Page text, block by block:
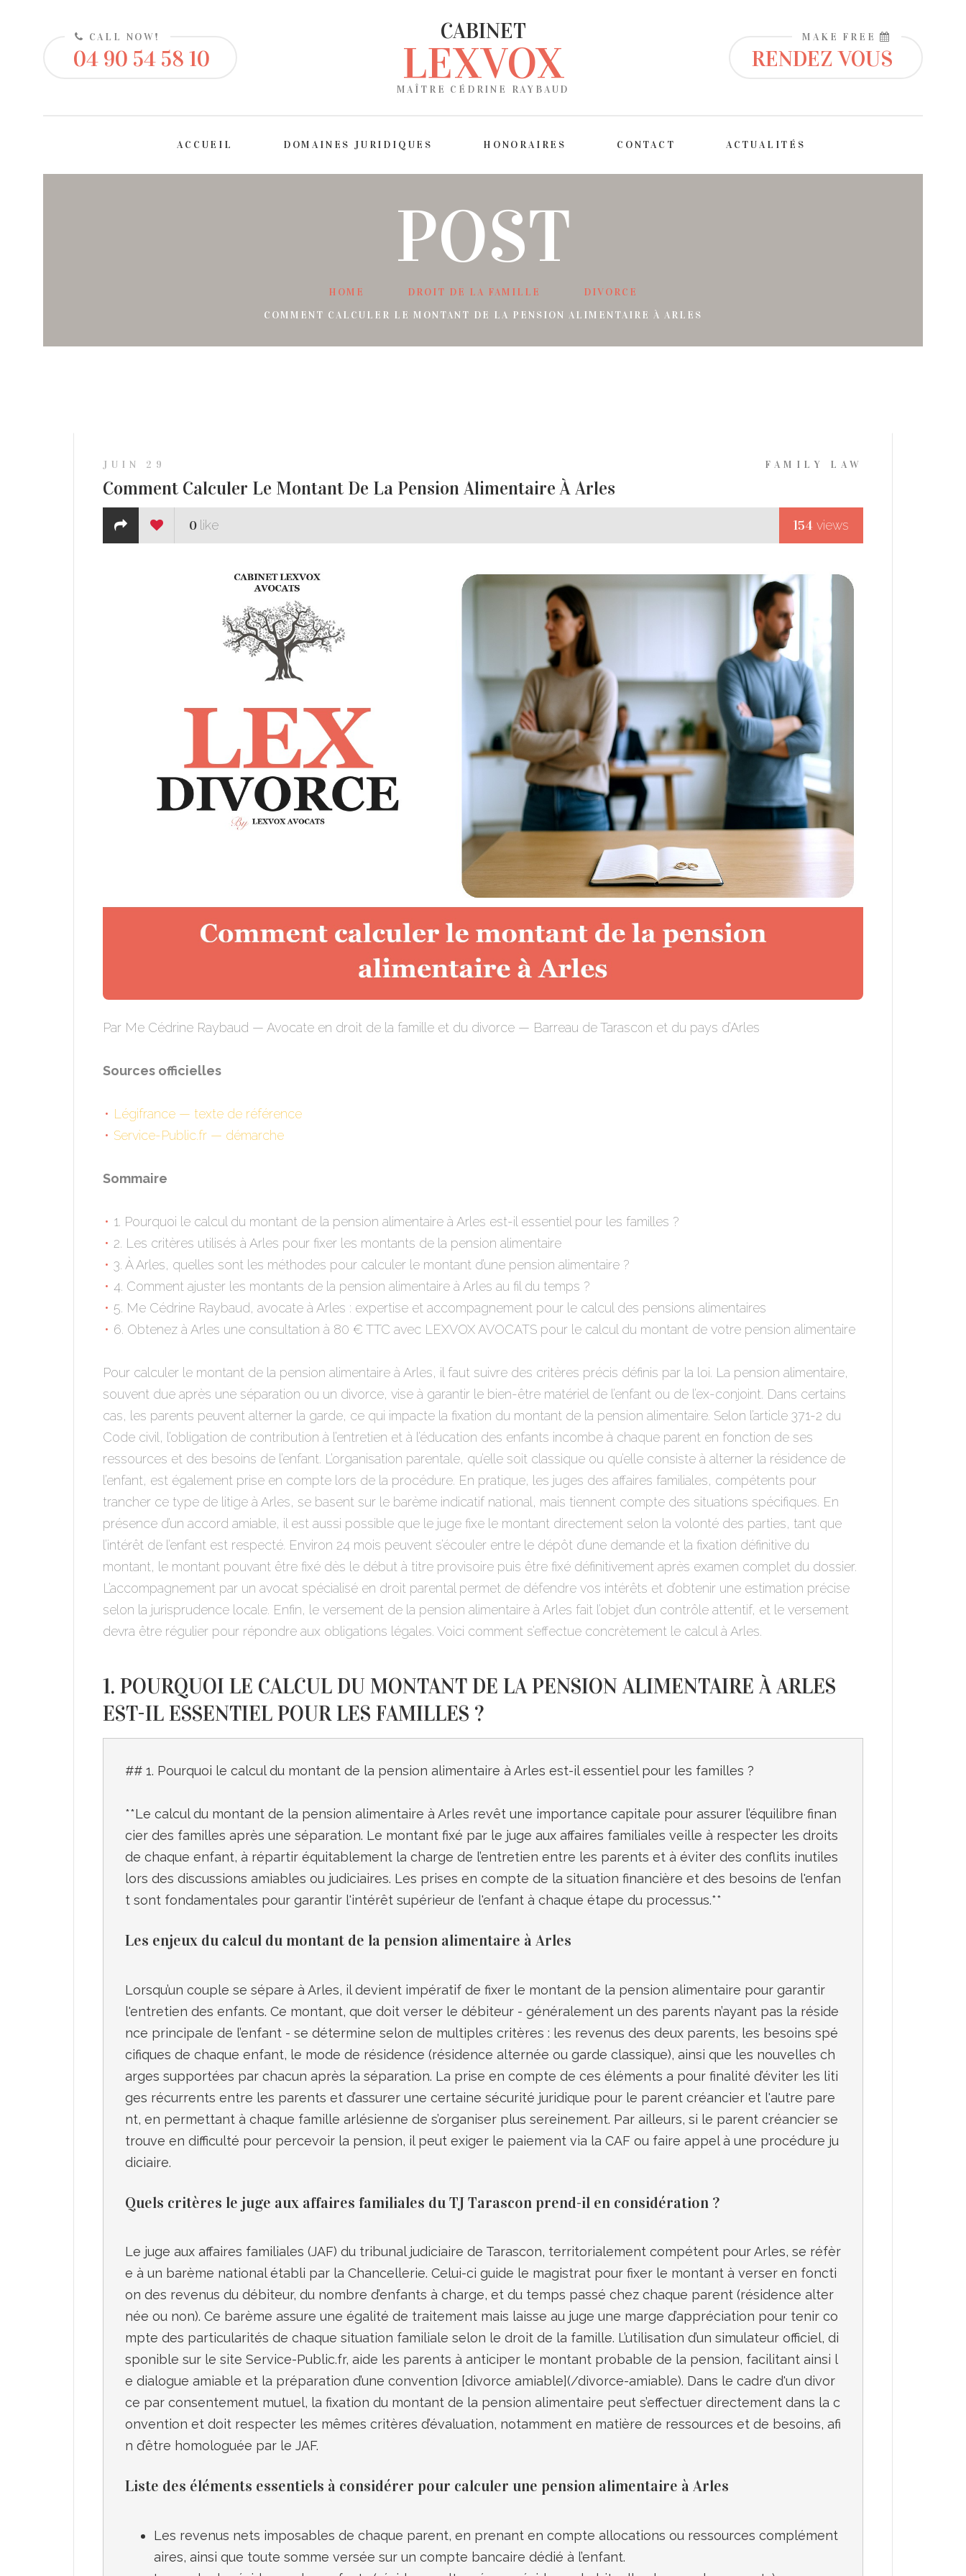
CALL NOW!
04 90 54 58 10
CABINET
LEXVOX
MAÎTRE CÉDRINE RAYBAUD
MAKE FREE
RENDEZ VOUS
ACCUEIL DOMAINES JURIDIQUES HONORAIRES CONTACT ACTUALITÉS
POST
HOME DROIT DE LA FAMILLE
DIVORCE
COMMENT CALCULER LE MONTANT DE LA PENSION ALIMENTAIRE À ARLES
JUIN 29 FAMILY LAW
Comment Calculer Le Montant De La Pension Alimentaire À Arles
0 like 154 views
Par Me Cédrine Raybaud — Avocate en droit de la famille et du divorce — Barreau de Tarascon et du pays d’Arles
Sources officielles
Légifrance — texte de référence
Service-Public.fr — démarche
Sommaire
1. Pourquoi le calcul du montant de la pension alimentaire à Arles est-il essentiel pour les familles ?
2. Les critères utilisés à Arles pour fixer les montants de la pension alimentaire
3. À Arles, quelles sont les méthodes pour calculer le montant d’une pension alimentaire ?
4. Comment ajuster les montants de la pension alimentaire à Arles au fil du temps ?
5. Me Cédrine Raybaud, avocate à Arles : expertise et accompagnement pour le calcul des pensions alimentaires
6. Obtenez à Arles une consultation à 80 € TTC avec LEXVOX AVOCATS pour le calcul du montant de votre pension alimentaire
Pour calculer le montant de la pension alimentaire à Arles, il faut suivre des critères précis définis par la loi. La pension alimentaire,
souvent due après une séparation ou un divorce, vise à garantir le bien-être matériel de l’enfant ou de l’ex-conjoint. Dans certains
cas, les parents peuvent alterner la garde, ce qui impacte la fixation du montant de la pension alimentaire. Selon l’article 371-2 du
Code civil, l’obligation de contribution à l’entretien et à l’éducation des enfants incombe à chaque parent en fonction de ses
ressources et des besoins de l’enfant. L’organisation parentale, qu’elle soit classique ou qu’elle consiste à alterner la résidence de
l’enfant, est également prise en compte lors de la procédure. En pratique, les juges des affaires familiales, compétents pour
trancher ce type de litige à Arles, se basent sur le barème indicatif national, mais tiennent compte des situations spécifiques. En
présence d’un accord amiable, il est aussi possible que le juge fixe le montant directement selon la volonté des parties, tant que
l’intérêt de l’enfant est respecté. Environ 24 mois peuvent s’écouler entre le dépôt d’une demande et la fixation définitive du
montant, le montant pouvant être fixé dès le début à titre provisoire puis être fixé définitivement après examen complet du dossier.
L’accompagnement par un avocat spécialisé en droit parental permet de défendre vos intérêts et d’obtenir une estimation précise
selon la jurisprudence locale. Enfin, le versement de la pension alimentaire à Arles fait l’objet d’un contrôle attentif, et le versement
devra être régulier pour répondre aux obligations légales. Voici comment s’effectue concrètement le calcul à Arles.
1. POURQUOI LE CALCUL DU MONTANT DE LA PENSION ALIMENTAIRE À ARLES
EST-IL ESSENTIEL POUR LES FAMILLES ?
## 1. Pourquoi le calcul du montant de la pension alimentaire à Arles est-il essentiel pour les familles ?
**Le calcul du montant de la pension alimentaire à Arles revêt une importance capitale pour assurer l’équilibre finan
cier des familles après une séparation. Le montant fixé par le juge aux affaires familiales veille à respecter les droits
de chaque enfant, à répartir équitablement la charge de l’entretien entre les parents et à éviter des conflits inutiles
lors des discussions amiables ou judiciaires. Les prises en compte de la situation financière et des besoins de l'enfan
Les enjeux du calcul du montant de la pension alimentaire à Arles
Lorsqu’un couple se sépare à Arles, il devient impératif de fixer le montant de la pension alimentaire pour garantir
l'entretien des enfants. Ce montant, que doit verser le débiteur - généralement un des parents n’ayant pas la réside
nce principale de l’enfant - se détermine selon de multiples critères : les revenus des deux parents, les besoins spé
cifiques de chaque enfant, le mode de résidence (résidence alternée ou garde classique), ainsi que les nouvelles ch
arges supportées par chacun après la séparation. La prise en compte de ces éléments a pour finalité d’éviter les liti
ges récurrents entre les parents et d’assurer une certaine sécurité juridique pour le parent créancier et l'autre pare
nt, en permettant à chaque famille arlésienne de s’organiser plus sereinement. Par ailleurs, si le parent créancier se
trouve en difficulté pour percevoir la pension, il peut exiger le paiement via la CAF ou faire appel à une procédure ju
Quels critères le juge aux affaires familiales du TJ Tarascon prend-il en considération ?
Le juge aux affaires familiales (JAF) du tribunal judiciaire de Tarascon, territorialement compétent pour Arles, se réfèr
e à un barème national établi par la Chancellerie. Celui-ci guide le magistrat pour fixer le montant à verser en foncti
on des revenus du débiteur, du nombre d’enfants à charge, et du temps passé chez chaque parent (résidence alter
née ou non). Ce barème assure une égalité de traitement mais laisse au juge une marge d’appréciation pour tenir co
mpte des particularités de chaque situation familiale selon le droit de la famille. L’utilisation d’un simulateur officiel, di
sponible sur le site Service-Public.fr, aide les parents à anticiper le montant probable de la pension, facilitant ainsi l
e dialogue amiable et la préparation d’une convention [divorce amiable](/divorce-amiable). Dans le cadre d'un divor
ce par consentement mutuel, la fixation du montant de la pension alimentaire peut s’effectuer directement dans la c
onvention et doit respecter les mêmes critères d’évaluation, notamment en matière de ressources et de besoins, afi
Liste des éléments essentiels à considérer pour calculer une pension alimentaire à Arles
Les revenus nets imposables de chaque parent, en prenant en compte allocations ou ressources complément
aires, ainsi que toute somme versée sur un compte bancaire dédié à l’enfant.